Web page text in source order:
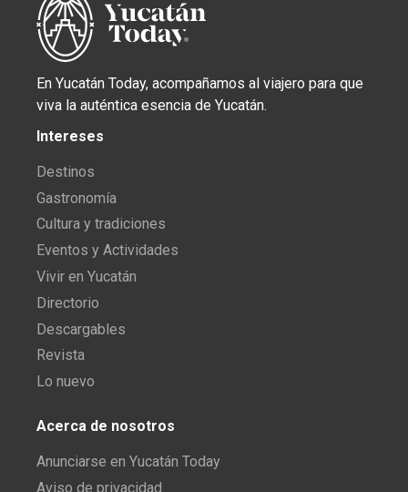
En Yucatán Today, acompañamos al viajero para que
viva la auténtica esencia de Yucatán.
Intereses
Destinos
Gastronomía
Cultura y tradiciones
Eventos y Actividades
Vivir en Yucatán
Directorio
Descargables
Revista
Lo nuevo
Acerca de nosotros
Anunciarse en Yucatán Today
Aviso de privacidad